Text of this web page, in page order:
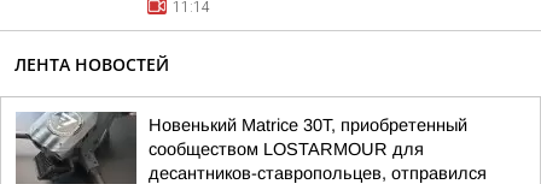
11:14
ЛЕНТА НОВОСТЕЙ
Новенький Matrice 30T, приобретенный
сообществом LOSTARMOUR для
десантников-ставропольцев, отправился